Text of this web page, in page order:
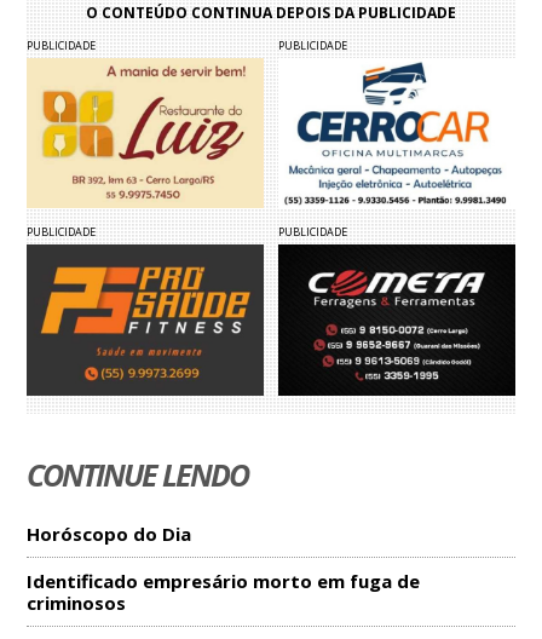
O CONTEÚDO CONTINUA DEPOIS DA PUBLICIDADE
PUBLICIDADE PUBLICIDADE
PUBLICIDADE PUBLICIDADE
CONTINUE LENDO
Horóscopo do Dia
Identificado empresário morto em fuga de
criminosos